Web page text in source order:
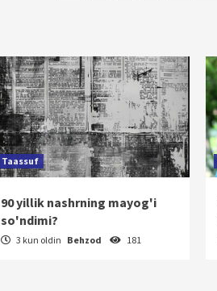
Taassuf
90 yillik nashrning mayog'i
so'ndimi?
3 kun oldin Behzod 181